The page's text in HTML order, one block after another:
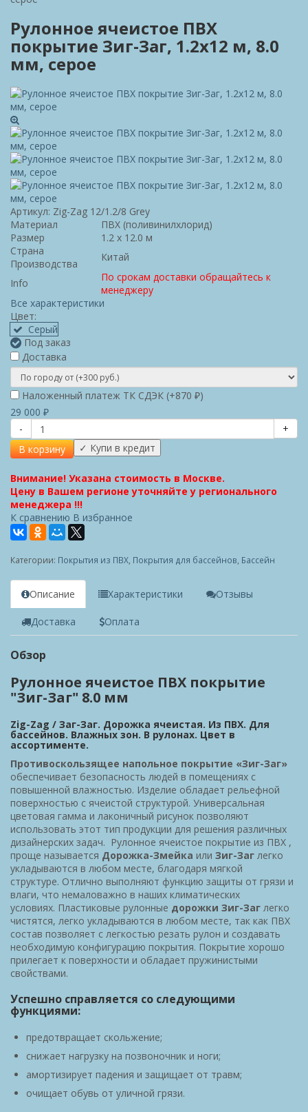
Рулонное ячеистое ПВХ
покрытие Зиг-Заг, 1.2x12 м, 8.0
мм, серое
Артикул: Zig-Zag 12/1.2/8 Grey
Материал
ПВХ (поливинилхлорид)
Размер
1.2 х 12.0 м
Страна
Производства
Китай
Info
По срокам доставки обращайтесь к
менеджеру
Все характеристики
Цвет:
Серый
Под заказ
Доставка
Наложенный платеж ТК СДЭК (+870 ₽)
29 000 ₽
-
+
В корзину
Внимание! Указана стоимость в Москве.
Цену в Вашем регионе уточняйте у регионального
менеджера !!!
К сравнению В избранное
Категории: Покрытия из ПВХ Покрытия для бассейнов Бассейн
Описание Характеристики Отзывы
Доставка Оплата
Обзор
Рулонное ячеистое ПВХ покрытие
"Зиг-Заг" 8.0 мм
Zig-Zag / Заг-Заг. Дорожка ячеистая. Из ПВХ. Для
бассейнов. Влажных зон. В рулонах. Цвет в
ассортименте.
Противоскользящее напольное покрытие «Зиг-Заг»
обеспечивает безопасность людей в помещениях с
повышенной влажностью. Изделие обладает рельефной
поверхностью с ячеистой структурой. Универсальная
цветовая гамма и лаконичный рисунок позволяют
использовать этот тип продукции для решения различных
дизайнерских задач. Рулонное ячеистое покрытие из ПВХ ,
проще называется Дорожка-Змейка или Зиг-Заг легко
укладываются в любом месте, благодаря мягкой
структуре. Отлично выполняют функцию защиты от грязи и
влаги, что немаловажно в наших климатических
условиях. Пластиковые рулонные дорожки Зиг-Заг легко
чистятся, легко укладываются в любом месте, так как ПВХ
состав позволяет с легкостью резать рулон и создавать
необходимую конфигурацию покрытия. Покрытие хорошо
прилегает к поверхности и обладает пружинистыми
свойствами.
Успешно справляется со следующими
функциями:
предотвращает скольжение;
снижает нагрузку на позвоночник и ноги;
амортизирует падения и защищает от травм;
очищает обувь от уличной грязи.